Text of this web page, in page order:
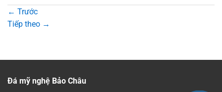
← Trước
Tiếp theo →
Đá mỹ nghệ Bảo Châu